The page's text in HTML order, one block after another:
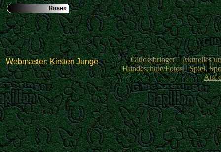
Webmaster: Kirsten Junge [Glücksbringer] [Aktuelles
[Hundeschule/Fotos] [Spiel,
[Auf